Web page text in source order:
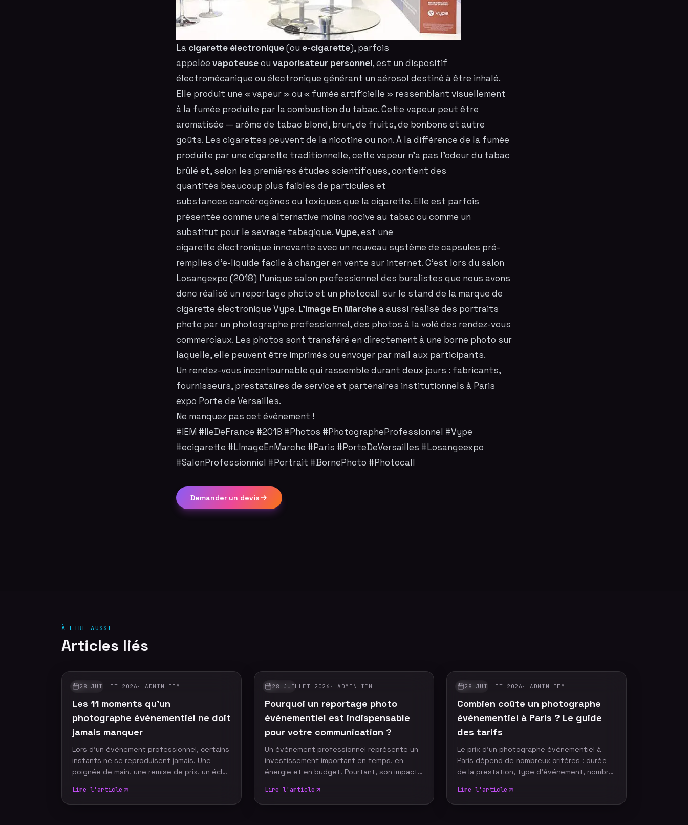
La cigarette électronique(ou e-cigarette), parfois
appelée vapoteuseou vaporisateur personnel, est un dispositif
électromécanique ou électronique générant un aérosol destiné à être inhalé.
Elle produit une « vapeur » ou « fumée artificielle » ressemblant visuellement
à la fumée produite par la combustion du tabac. Cette vapeur peut être
aromatisée — arôme de tabac blond, brun, de fruits, de bonbons et autre
goûts. Les cigarettes peuvent de la nicotine ou non. À la différence de la fumée
produite par une cigarette traditionnelle, cette vapeur n'a pas l'odeur du tabac
brûlé et, selon les premières études scientifiques, contient des
quantités beaucoup plus faibles de particules et
substances cancérogènes ou toxiques que la cigarette. Elle est parfois
présentée comme une alternative moins nocive au tabac ou comme un
substitut pour le sevrage tabagique.Vype, est une
cigarette électronique innovante avec un nouveau système de capsules pré-
remplies d'e-liquide facile à changer en vente sur internet. C'est lors du salon
Losangexpo (2018) l'unique salon professionnel des buralistes que nous avons
donc réalisé un reportage photo et un photocall sur le stand de la marque de
cigarette électronique Vype. L'Image En Marchea aussi réalisé des portraits
photo par un photographe professionnel, des photos à la volé des rendez-vous
commerciaux. Les photos sont transféré en directement à une borne photo sur
laquelle, elle peuvent être imprimés ou envoyer par mail aux participants.
Un rendez-vous incontournable qui rassemble durant deux jours : fabricants,
fournisseurs, prestataires de service et partenaires institutionnels à Paris
expo Porte de Versailles.
Ne manquez pas cet événement !
#IEM #IleDeFrance #2018 #Photos #PhotographeProfessionnel #Vype
#ecigarette #LImageEnMarche #Paris #PorteDeVersailles #Losangeexpo
#SalonProfessionniel #Portrait #BornePhoto #Photocall
Demander un devis
À LIRE AUSSI
Articles liés
GUIDES
28 JUILLET 2026 ·ADMIN IEM
Les 11 moments qu'un
photographe événementiel ne doit
jamais manquer
Lors d'un événement professionnel, certains
instants ne se reproduisent jamais. Une
poignée de main, une remise de prix, un éclat
devenir les images emblématiques de votre
communication. Un photographe
Lire l'article
GUIDES
28 JUILLET 2026 ·ADMIN IEM
Pourquoi un reportage photo
événementiel est indispensable
pour votre communication ?
Un événement professionnel représente un
investissement important en temps, en
énergie et en budget. Pourtant, son impact
Grâce à un reportage photo événementiel,
votre entreprise dispose d'images
Lire l'article
GUIDES
28 JUILLET 2026 ·ADMIN IEM
Combien coûte un photographe
événementiel à Paris ? Le guide
des tarifs
Le prix d'un photographe événementiel à
Paris dépend de nombreux critères : durée
de la prestation, type d'événement, nombre
services complémentaires. Plutôt que de
rechercher le tarif le plus bas, il est
Lire l'article